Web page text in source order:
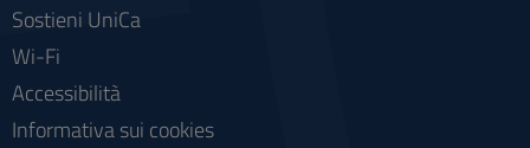
Sostieni UniCa
Wi-Fi
Accessibilità
Informativa sui cookies